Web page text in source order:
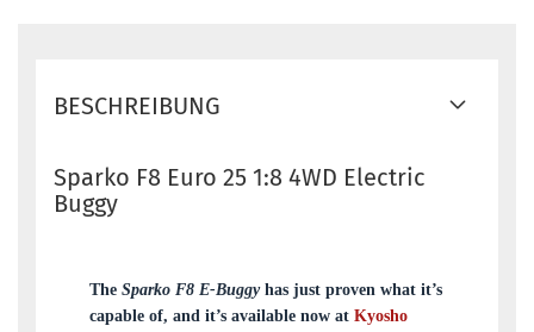
BESCHREIBUNG
Sparko F8 Euro 25 1:8 4WD Electric
Buggy
The Sparko F8 E-Buggyhas just proven what it’s
capable of, and it’s available now at Kyosho